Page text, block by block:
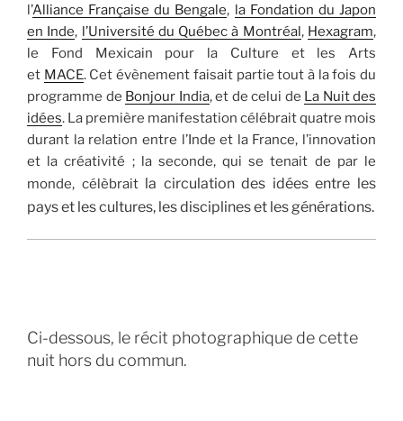
l’Alliance Française du Bengale, la Fondation du Japon
en Inde, l’Université du Québec à Montréal, Hexagram,
le Fond Mexicain pour la Culture et les Arts
et MACE. Cet évènement faisait partie tout à la fois du
programme de Bonjour India, et de celui de La Nuit des
idées. La première manifestation célébrait quatre mois
durant la relation entre l’Inde et la France, l’innovation
et la créativité ; la seconde, qui se tenait de par le
monde, célèbrait la circulation des idées entre les
pays et les cultures, les disciplines et les générations.
Ci-dessous, le récit photographique de cette
nuit hors du commun.